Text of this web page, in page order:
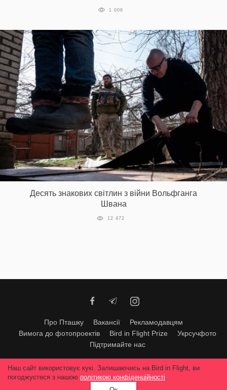
1 006
Десять знакових світлин з війни Вольфганга
Швана
12 472
Про Пташку Вакансії
Рекламодавцям
Вимога до фотопроектів
Bird in Flight Prize
Укрсучфото
Підтримайте нас
Будь-яке використання матеріалів допускається тільки за згодою
редакції © 2026, Bird In Flight.
Всі права захищені
Наш сайт використовує кукі. Залишаючись на Bird in Flight, ви
погоджуєтеся з нашою політикою конфіденційності.